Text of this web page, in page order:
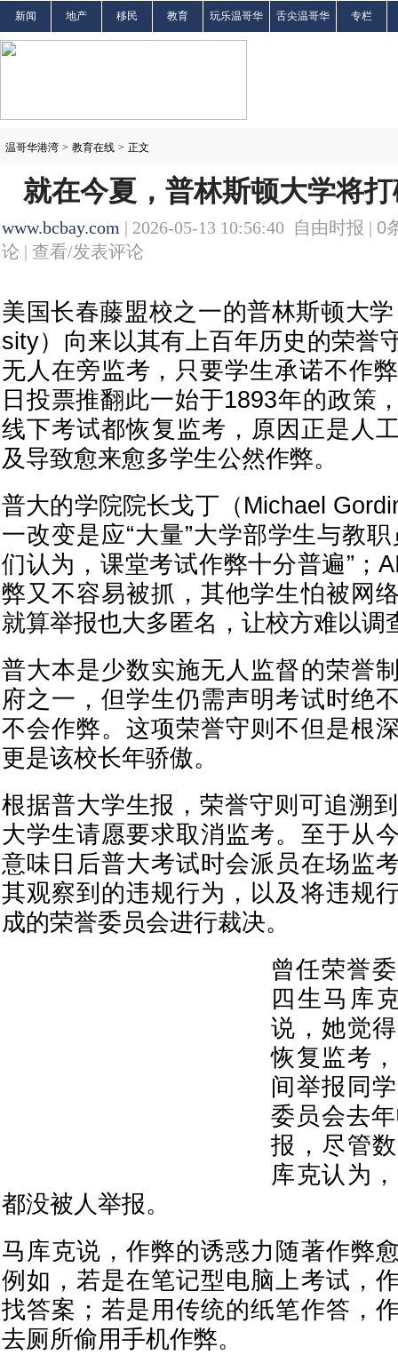
新闻 地产 移民 教育 玩乐温哥华 舌尖温哥华 专栏
温哥华港湾 > 教育在线 > 正文
就在今夏，普林斯顿大学将
www.bcbay.com | 2026-05-13 10:56:40 自由时报 | 0
论 | 查看/发表评论
美国长春藤盟校之一的普林斯顿大
sity）向来以其有上百年历史的荣誉
无人在旁监考，只要学生承诺不作
日投票推翻此一始于1893年的政策
线下考试都恢复监考，原因正是人
及导致愈来愈多学生公然作弊。
普大的学院院长戈丁（Michael
一改变是应“大量”大学部学生与教
们认为，课堂考试作弊十分普遍”；
弊又不容易被抓，其他学生怕被网
就算举报也大多匿名，让校方难以调
普大本是少数实施无人监督的荣誉
府之一，但学生仍需声明考试时绝
不会作弊。这项荣誉守则不但是根
更是该校长年骄傲。
根据普大学生报，荣誉守则可追溯
大学生请愿要求取消监考。至于从
意味日后普大考试时会派员在场监
其观察到的违规行为，以及将违规
成的荣誉委员会进行裁决。
曾任荣誉
四生马库
说，她觉
恢复监考
间举报同
委员会去
报，尽管
库克认为
都没被人举报。
马库克说，作弊的诱惑力随著作弊
例如，若是在笔记型电脑上考试，
找答案；若是用传统的纸笔作答，
去厕所偷用手机作弊。